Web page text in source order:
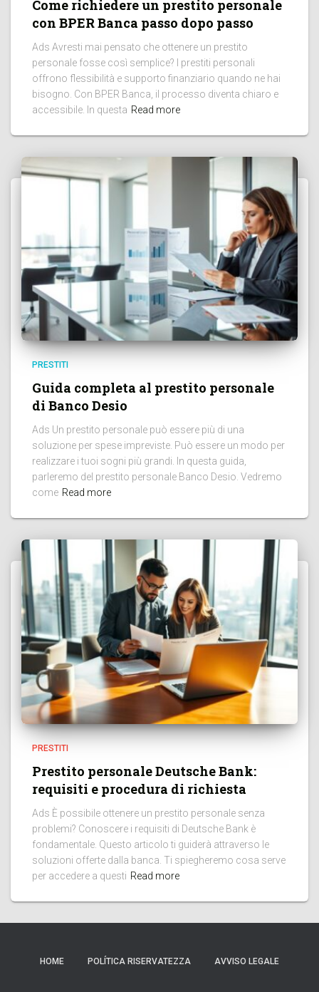
Come richiedere un prestito personale
con BPER Banca passo dopo passo
Ads Avresti mai pensato che ottenere un prestito
personale fosse così semplice? I prestiti personali
offrono flessibilità e supporto finanziario quando ne hai
bisogno. Con BPER Banca, il processo diventa chiaro e
accessibile. In questa Read more
PRESTITI
Guida completa al prestito personale
di Banco Desio
Ads Un prestito personale può essere più di una
soluzione per spese impreviste. Può essere un modo per
realizzare i tuoi sogni più grandi. In questa guida,
parleremo del prestito personale Banco Desio. Vedremo
come Read more
PRESTITI
Prestito personale Deutsche Bank:
requisiti e procedura di richiesta
Ads È possibile ottenere un prestito personale senza
problemi? Conoscere i requisiti di Deutsche Bank è
fondamentale. Questo articolo ti guiderà attraverso le
soluzioni offerte dalla banca. Ti spiegheremo cosa serve
per accedere a questi Read more
HOME POLÍTICA RISERVATEZZA AVVISO LEGALE